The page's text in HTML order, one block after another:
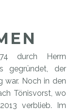
durch Herrn
gegründet, der
war. Noch in den
Tönisvorst, wo
verblieb. Im